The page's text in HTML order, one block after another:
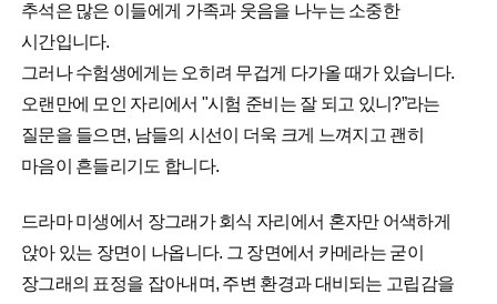
추석은 많은 이들에게 가족과 웃음을 나누는 소중한
시간입니다.
그러나 수험생에게는 오히려 무겁게 다가올 때가 있습니다.
오랜만에 모인 자리에서 "시험 준비는 잘 되고 있니?”라는
질문을 들으면, 남들의 시선이 더욱 크게 느껴지고 괜히
마음이 흔들리기도 합니다.
드라마 미생에서 장그래가 회식 자리에서 혼자만 어색하게
앉아 있는 장면이 나옵니다. 그 장면에서 카메라는 굳이
장그래의 표정을 잡아내며, 주변 환경과 대비되는 고립감을